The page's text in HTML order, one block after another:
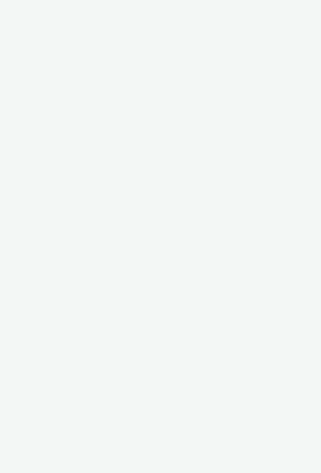
die als
nachgewiesen werden.
die tatsächlich
die Möglichkeit, ihre
Erlangen und einer der